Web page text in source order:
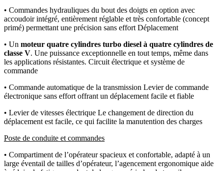
• Commandes hydrauliques du bout des doigts en option avec
accoudoir intégré, entièrement réglable et très confortable (concept
primé) permettant une précision sans effort Déplacement
• Un moteur quatre cylindres turbo diesel à quatre cylindres de
classe V. Une puissance exceptionnelle en tout temps, même dans
les applications résistantes. Circuit électrique et système de
commande
• Commande automatique de la transmission Levier de commande
électronique sans effort offrant un déplacement facile et fiable
• Levier de vitesses électrique Le changement de direction du
déplacement est facile, ce qui facilite la manutention des charges
Poste de conduite et commandes
• Compartiment de l’opérateur spacieux et confortable, adapté à un
large éventail de tailles d’opérateur, l’agencement ergonomique aide